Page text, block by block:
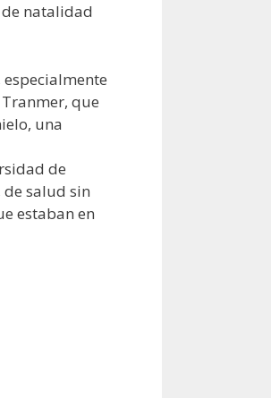
natalidad
que
una
de
salud sin
estaban en